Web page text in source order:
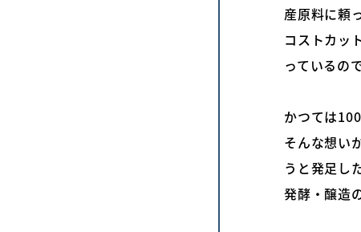
産原料に頼
コストカッ
っているので
かつては
そんな想い
うと発足し
発酵・醸造